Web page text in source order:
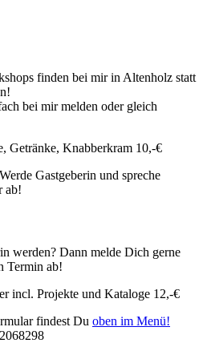
finden bei mir in Altenholz statt
bei mir melden oder gleich
Getränke, Knabberkram 10,-€
Gastgeberin und spreche
ab!
werden? Dann melde Dich gerne
Termin ab!
incl. Projekte und Kataloge 12,-€
findest Du oben im Menü!